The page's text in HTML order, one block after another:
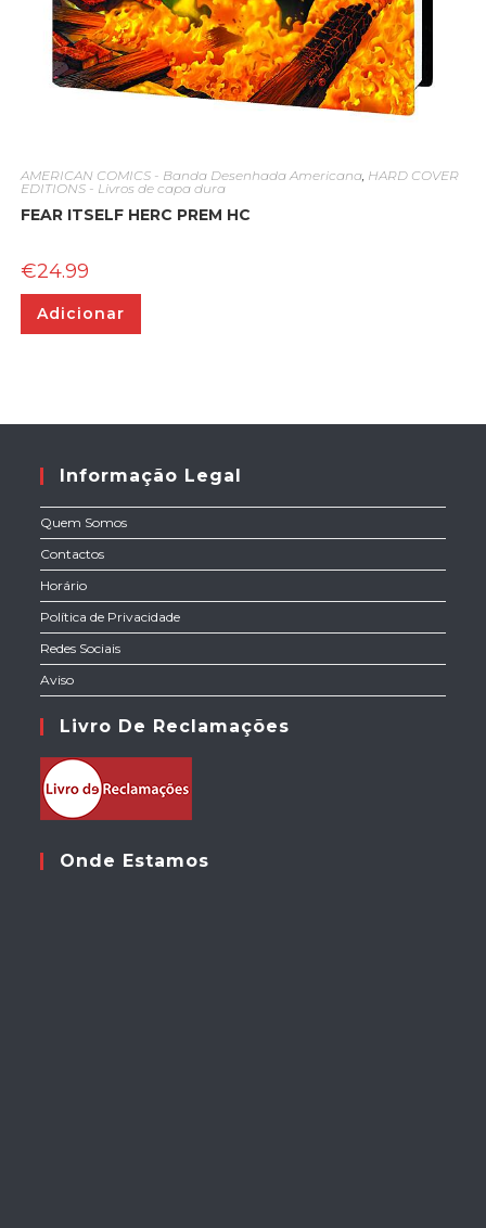
AMERICAN COMICS - Banda Desenhada Americana, HARD COVER
EDITIONS - Livros de capa dura
FEAR ITSELF HERC PREM HC
€24.99
Adicionar
Informação Legal
Quem Somos
Contactos
Horário
Política de Privacidade
Redes Sociais
Aviso
Livro De Reclamações
Onde Estamos